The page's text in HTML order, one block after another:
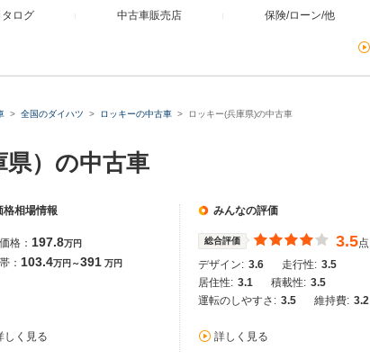
タログ 中古車販売店 保険/ローン/他
全国のダイハツ ロッキーの中古車 ロッキー(兵庫県)の中古車
）の中古車
格相場情報
格： 197.8万円
： 103.4万円～391 万円
しく見る
みんなの評価
総合評価 3.5点
デザイン: 3.6 走行性: 3.5
居住性: 3.1 積載性: 3.5
運転のしやすさ: 3.5 維持費: 3.2
詳しく見る